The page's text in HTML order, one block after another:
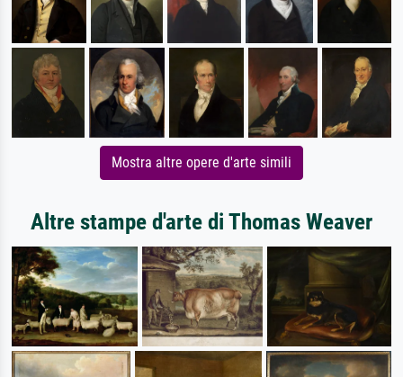
Mostra altre opere d'arte simili
Altre stampe d'arte di Thomas Weaver